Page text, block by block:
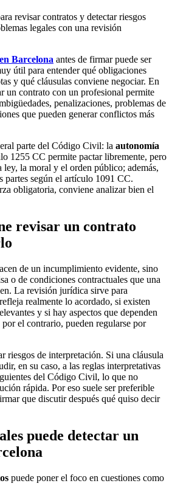
revisar contratos y detectar riesgos
legales con una revisión
Barcelona antes de firmar puede ser
útil para entender qué obligaciones
y qué cláusulas conviene negociar. En
un contrato con un profesional permite
penalizaciones, problemas de
que pueden generar conflictos más
parte del Código Civil: la autonomía
1255 CC permite pactar libremente, pero
ley, la moral y el orden público; además,
partes según el artículo 1091 CC.
obligatoria, conviene analizar bien el
revisar un contrato
de un incumplimiento evidente, sino
o de condiciones contractuales que una
La revisión jurídica sirve para
realmente lo acordado, si existen
y si hay aspectos que dependen
el contrario, pueden regularse por
riesgos de interpretación. Si una cláusula
en su caso, a las reglas interpretativas
del Código Civil, lo que no
rápida. Por eso suele ser preferible
que discutir después qué quiso decir
puede detectar un
puede poner el foco en cuestiones como